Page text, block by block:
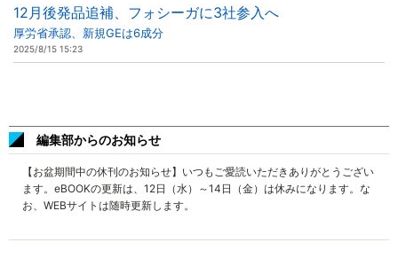
12月後発品追補、フォシーガに3社参入へ
厚労省承認、新規GEは6成分
2025/8/15 15:23
編集部からのお知らせ
【お盆期間中の休刊のお知らせ】いつもご愛読いただきありがとうござい
ます。eBOOKの更新は、12日（水）～14日（金）は休みになります。な
お、WEBサイトは随時更新します。